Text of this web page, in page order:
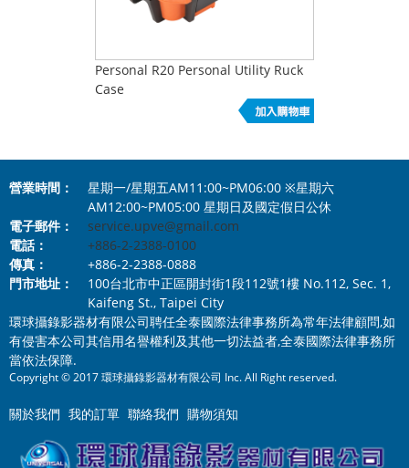
Personal R20 Personal Utility Ruck
Case
營業時間：
星期一/星期五AM11:00~PM06:00 ※星期六
AM12:00~PM05:00 星期日及國定假日公休
電子郵件：
service.upve@gmail.com
電話：
+886-2-2388-0100
傳真：
+886-2-2388-0888
門市地址：
100台北市中正區開封街1段112號1樓 No.112, Sec. 1,
Kaifeng St., Taipei City
環球攝錄影器材有限公司聘任全泰國際法律事務所為常年法律顧問,如
有侵害本公司其信用名譽權利及其他一切法益者,全泰國際法律事務所
當依法保障.
Copyright © 2017 環球攝錄影器材有限公司 Inc. All Right reserved.
關於我們 我的訂單 聯絡我們 購物須知